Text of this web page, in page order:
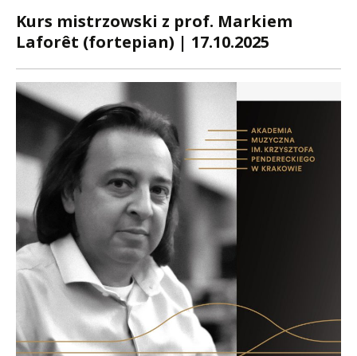
Kurs mistrzowski z prof. Markiem
Laforêt (fortepian) | 17.10.2025